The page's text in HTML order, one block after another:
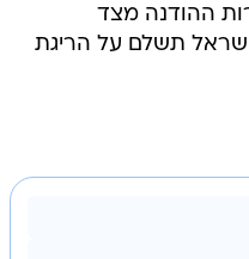
ההודנה מצד
תשלם על הריגת